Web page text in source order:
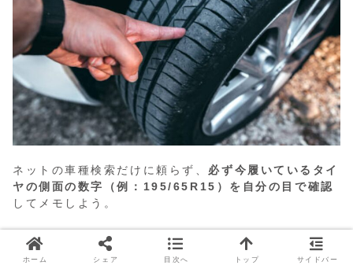
ネットの車種検索だけに頼らず、 必ず今履いているタイ
ヤの側面の数字（例：195/65R15）を自分の目で確認
してメモしよう。
ここさえ間違えなければ、もう失敗の9割は消える。
ホーム シェア 目次へ トップ サイドバー